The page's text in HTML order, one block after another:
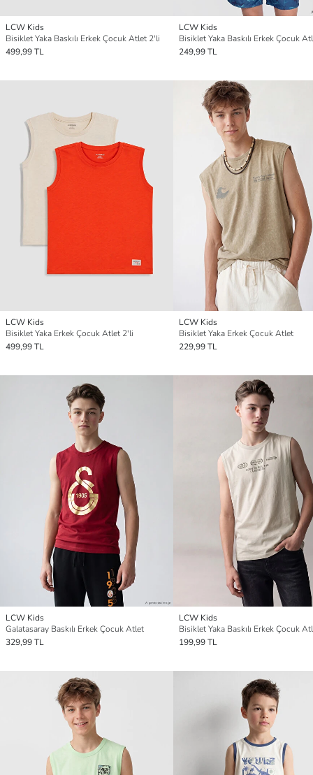
LCW Kids
Bisiklet Yaka Baskılı Erkek Çocuk Atlet 2'li
499,99 TL
LCW Kids
Bisiklet Yaka Baskılı Erkek Çocuk
249,99 TL
LCW Kids
Bisiklet Yaka Erkek Çocuk Atlet 2'li
499,99 TL
LCW Kids
Bisiklet Yaka Erkek Çocuk Atlet
229,99 TL
LCW Kids
Galatasaray Baskılı Erkek Çocuk Atlet
329,99 TL
LCW Kids
Bisiklet Yaka Baskılı Erkek Çocuk
199,99 TL